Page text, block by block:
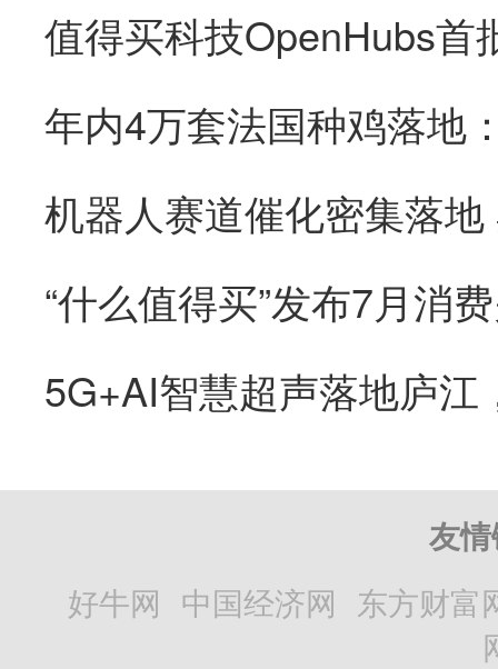
“什么值得买”发布7月消
友
好牛网 中国经济网 东方财富